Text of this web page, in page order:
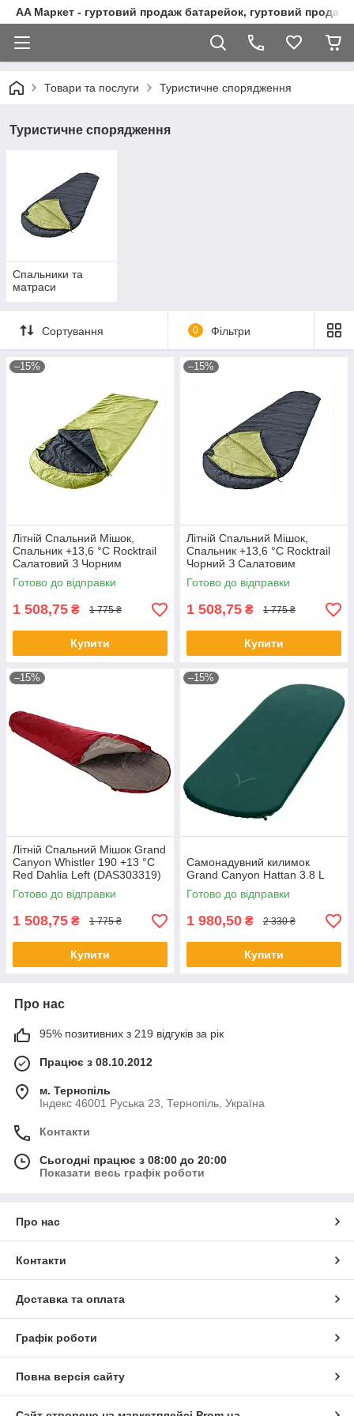
AA Маркет - гуртовий продаж батарейок, гуртовий продаж
Товари та послуги Туристичне спорядження
Туристичне спорядження
Спальники та
матраси
Сортування 0 Фільтри
–15%
Літній Спальний Мішок,
Спальник +13,6 °C Rocktrail
Салатовий З Чорним
Готово до відправки
1 508,75 ₴ 1 775 ₴
Купити
–15%
Літній Спальний Мішок,
Спальник +13,6 °C Rocktrail
Чорний З Салатовим
Готово до відправки
1 508,75 ₴ 1 775 ₴
Купити
–15%
Літній Cпальний Мішок Grand
Canyon Whistler 190 +13 °C
Red Dahlia Left (DAS303319)
Готово до відправки
1 508,75 ₴ 1 775 ₴
Купити
–15%
Самонадувний килимок
Grand Canyon Hattan 3.8 L
Готово до відправки
1 980,50 ₴ 2 330 ₴
Купити
Про нас
95% позитивних з 219 відгуків за рік
Працює з 08.10.2012
м. Тернопіль
Індекс 46001 Руська 23, Тернопіль, Україна
Контакти
Сьогодні працює з 08:00 до 20:00
Показати весь графік роботи
Про нас
Контакти
Доставка та оплата
Графік роботи
Повна версія сайту